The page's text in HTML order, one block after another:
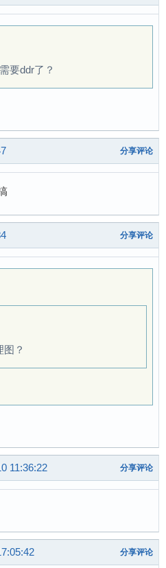
要ddr了？
分享评论
分享评论
？
11:36:22 分享评论
分享评论